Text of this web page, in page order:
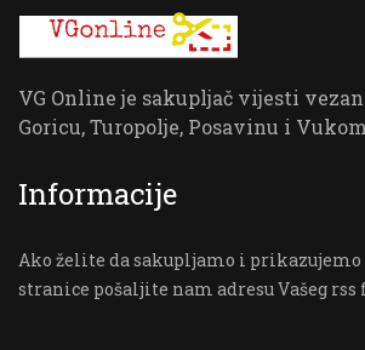
VG Online je sakupljač vijesti
Goricu, Turopolje, Posavinu i
Informacije
Ako želite da sakupljamo i prikazujemo
stranice pošaljite nam adresu Vašeg rss